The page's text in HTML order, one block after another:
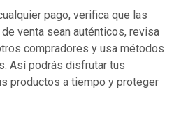
pago, verifica que las
venta sean auténticos, revisa
compradores y usa métodos
Así podrás disfrutar tus
productos a tiempo y proteger